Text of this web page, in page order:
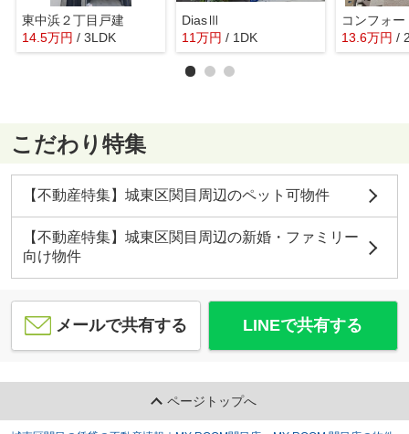
東中浜２丁目戸建
14.5万円 / 3LDK
DiasⅢ
11万円 / 1DK 13.6万円 /
こだわり特集
【不動産特集】城東区関目周辺のペット可物件
【不動産特集】城東区関目周辺の新婚・ファミリー
向け物件
メールで共有する LINEで共有する
ページトップへ